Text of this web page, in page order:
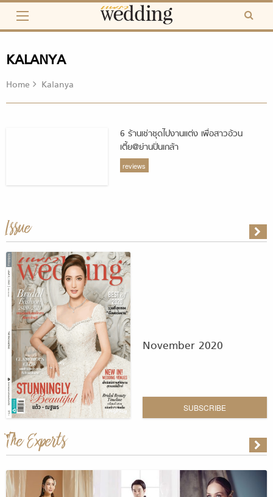
Skip
content
KALANYA
Home Kalanya
6 ร้านเช่าชุดไปงานแต่ง เพื่อสาวอ้วน
เตี้ย@ย่านปิ่นเกล้า
reviews
Issue
November 2020
SUBSCRIBE
The Experts